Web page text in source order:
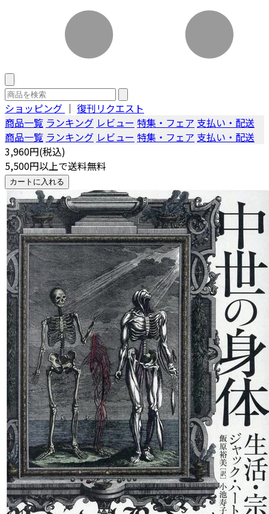
ショッピング ｜ 復刊リクエスト
商品一覧 ランキング レビュー 特集・フェア 支払い・配送
商品一覧 ランキング レビュー 特集・フェア 支払い・配送
3,960円(税込)
5,500円以上で送料無料
カートに入れる